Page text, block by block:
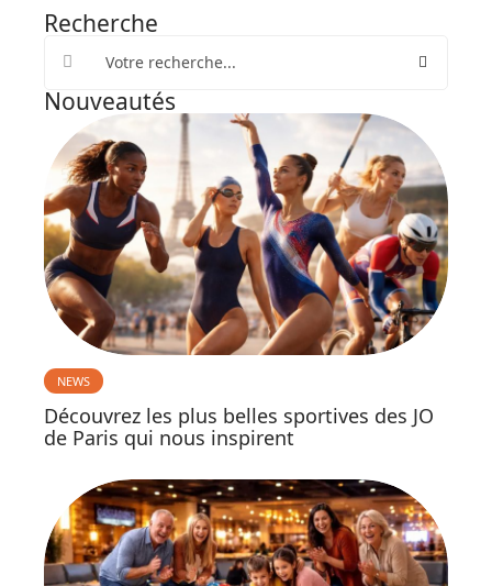
Recherche
Nouveautés
NEWS
Découvrez les plus belles sportives des JO
de Paris qui nous inspirent